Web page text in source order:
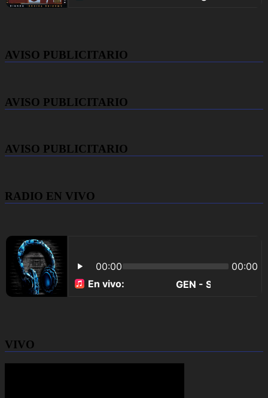
AVISO PUBLICITARIO
AVISO PUBLICITARIO
AVISO PUBLICITARIO
RADIO EN VIVO
VIVO